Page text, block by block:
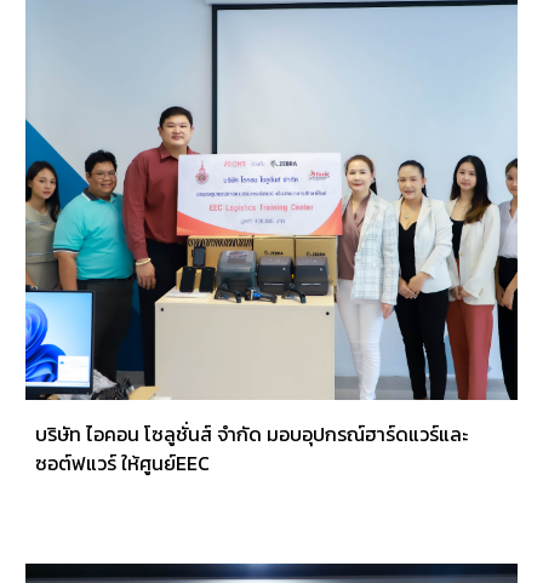
บริษัท ไอคอน โซลูชั่นส์ จำกัด มอบอุปกรณ์ฮาร์ดแวร์และ
ซอต์ฟแวร์ ให้ศูนย์EEC